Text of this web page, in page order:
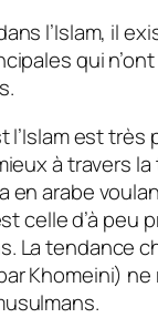
l’Islam, il
qui
l’Islam est très
à travers
en arabe
celle d’à peu
La tendance
Khomeini)